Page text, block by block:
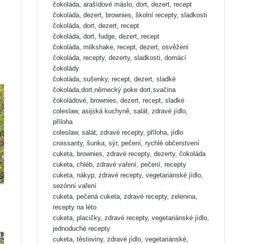
čokoláda, arašídové máslo, dort, dezert, recept
čokoláda, dezert, brownies, školní recepty, sladkosti
čokoláda, dort, dezert, recept
čokoláda, dort, fudge, dezert, recept
čokoláda, milkshake, recept, dezert, osvěžení
čokoláda, recepty, dezerty, sladkosti, domácí
čokolády
čokoláda, sušenky, recept, dezert, sladké
čokoláda,dort,německý poke dort,svačina
čokoládové, brownies, dezert, recept, sladké
coleslaw, asijská kuchyně, salát, zdravé jídlo,
příloha
coleslaw, salát, zdravé recepty, příloha, jídlo
croissanty, šunka, sýr, pečení, rychlé občerstvení
cuketa, brownies, zdravé recepty, dezerty, čokoláda
cuketa, chléb, zdravé vaření, pečení, recepty
cuketa, nákyp, zdravé recepty, vegetariánské jídlo,
sezónní vaření
cuketa, pečená cuketa, zdravé recepty, zelenina,
recepty na léto
cuketa, placičky, zdravé recepty, vegetariánské jídlo,
jednoduché recepty
cuketa, těstoviny, zdravé jídlo, vegetariánské,